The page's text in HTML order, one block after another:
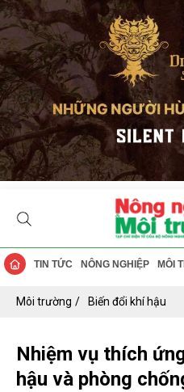
TIN TỨC NÔNG NGHIỆP MÔI
Môi trường Biến đổi khí hậu
Nhiệm vụ thích
hậu và phòng